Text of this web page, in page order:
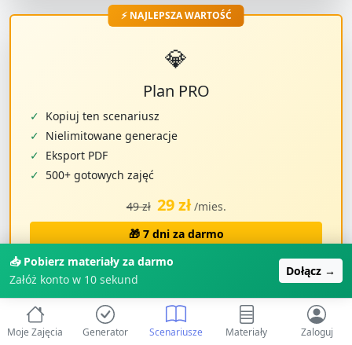
⚡ NAJLEPSZA WARTOŚĆ
💎
Plan PRO
✓ Kopiuj ten scenariusz
✓ Nielimitowane generacje
✓ Eksport PDF
✓ 500+ gotowych zajęć
49 zł 29 zł /mies.
🎁 7 dni za darmo
👩‍🏫 1500+ opiekunek już korzysta z ZabawAIki • ⭐
Ocena
4.9/5
• ⏱️Oszczędzaj 2h dziennie na planowaniu
📥 Pobierz materiały za darmo
Załóż konto w 10 sekund
Dołącz →
Moje Zajęcia Generator Scenariusze Materiały Zaloguj